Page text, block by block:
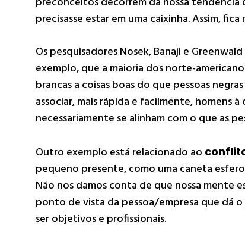
precisasse estar em uma caixinha. Assim,
Os pesquisadores Nosek, Banaji e
exemplo, que a maioria dos norte-
brancas a coisas boas do que pessoas
associar, mais rápida e facilmente, homens
necessariamente se alinham com o que as
Outro exemplo está relacionado ao
pequeno presente, como uma caneta
Não nos damos conta de que nossa
ponto de vista da pessoa/empresa que dá
ser objetivos e profissionais.